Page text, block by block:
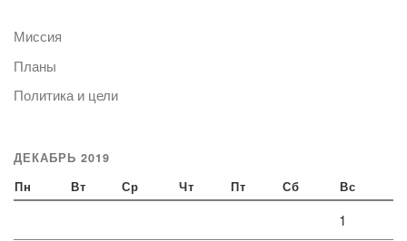
Миссия
Планы
Политика и цели
ДЕКАБРЬ 2019
Пн Вт Ср Чт Пт Сб Вс
1